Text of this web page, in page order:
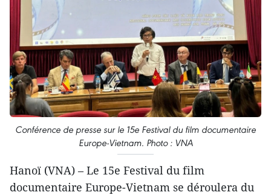
Conférence de presse sur le 15e Festival du film documentaire
Europe-Vietnam. Photo : VNA
Hanoï (VNA) – Le 15e Festival du film
documentaire Europe-Vietnam se déroulera du